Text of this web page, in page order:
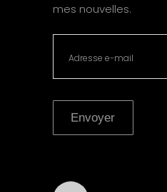
mes nouvelles.
Envoyer